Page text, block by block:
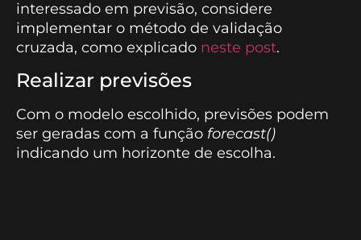
interessado em previsão, considere
implementar o método de validação
cruzada, como explicado neste post.
Realizar previsões
Com o modelo escolhido, previsões podem
ser geradas com a função forecast()
indicando um horizonte de escolha.